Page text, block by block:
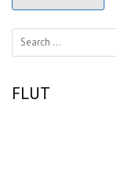
Search
for:
FLUT